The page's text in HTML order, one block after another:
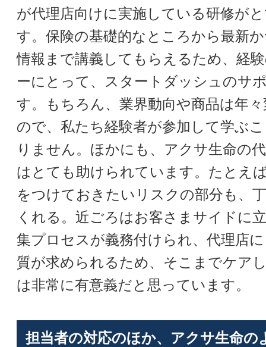
が代理店向けに実施している研修が
す。保険の基礎的なところから最新
情報まで講義してもらえるため、経
ーにとって、スタートダッシュのサ
す。もちろん、業界動向や商品は年
ので、私たち経験者が参加して学ぶ
りません。ほかにも、アクサ生命の
はとても助けられています。たとえ
をつけておきたいリスクの部分も、
くれる。近ごろはお客さまサイドに
集プロセスが義務付けられ、代理店
質が求められるため、そこまでケア
は非常に有意義だと思っています。
担当者の対応のほか、アクサ生命の